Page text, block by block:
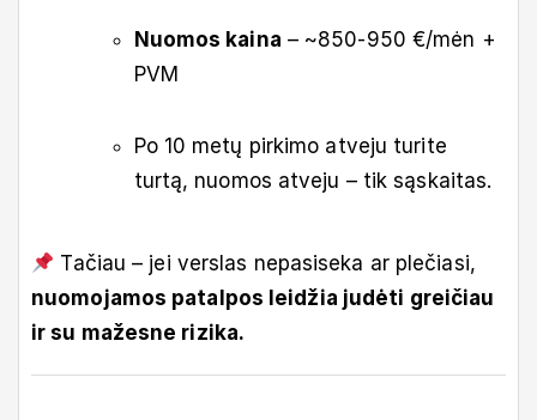
Nuomos kaina – ~850-950 €/mėn +
PVM
Po 10 metų pirkimo atveju turite
turtą, nuomos atveju – tik sąskaitas.
Tačiau – jei verslas nepasiseka ar plečiasi,
nuomojamos patalpos leidžia judėti greičiau
ir su mažesne rizika.